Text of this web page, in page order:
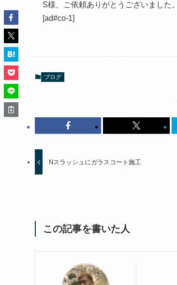
S様、ご依頼ありがとうございました。
[ad#co-1]
ブログ
Nスラッシュにガラスコート施工
この記事を書いた人